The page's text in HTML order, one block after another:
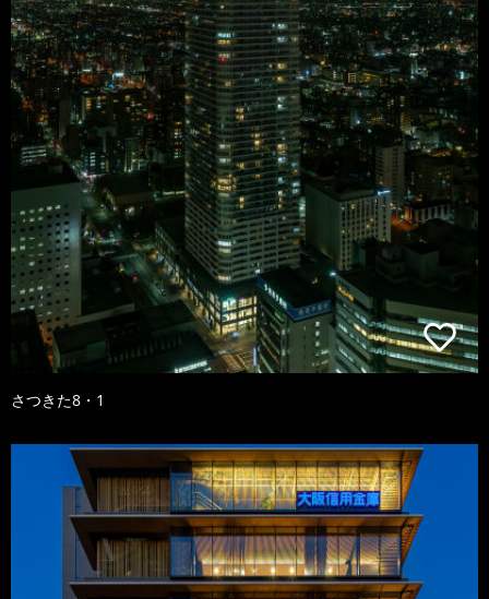
さつきた8・1